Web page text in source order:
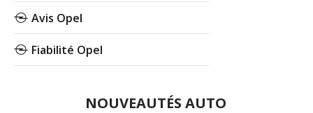
Avis Opel
Fiabilité Opel
NOUVEAUTÉS AUTO